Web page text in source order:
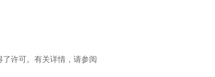
了许可。有关详情，请参阅